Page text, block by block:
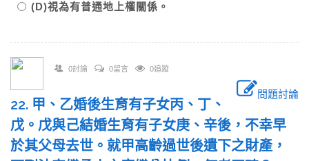
(D)視為有普通地上權關係。
0討論 0留言 0追蹤
問題討論
22. 甲、乙婚後生育有子女丙、丁、
戊。戊與己結婚生育有子女庚、辛後，不幸早
於其父母去世。就甲高齡過世後遺下之財產，